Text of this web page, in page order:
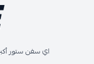
اي سفن ستور